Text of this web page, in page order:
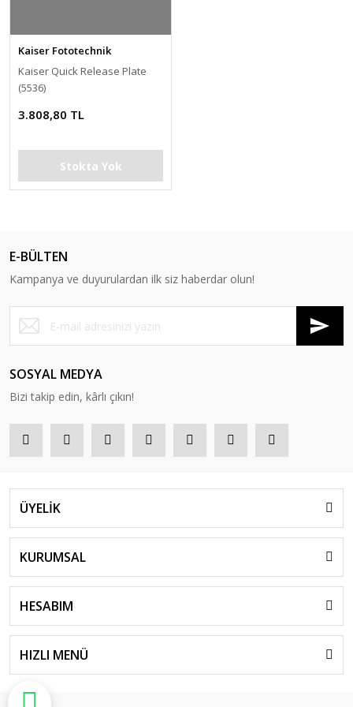
Kaiser Fototechnik
Kaiser Quick Release Plate
(5536)
3.808,80 TL
Stokta Yok
E-BÜLTEN
Kampanya ve duyurulardan ilk siz haberdar olun!
SOSYAL MEDYA
Bizi takip edin, kârlı çıkın!
ÜYELİK
KURUMSAL
HESABIM
HIZLI MENÜ